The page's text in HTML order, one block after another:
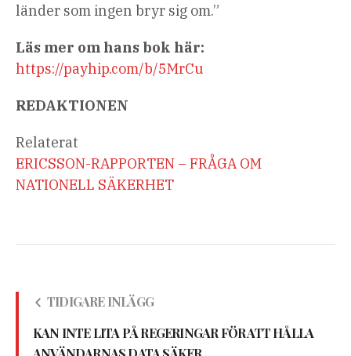
länder som ingen bryr sig om.”
Läs mer om hans bok här:
https://payhip.com/b/5MrCu
REDAKTIONEN
Relaterat
ERICSSON-RAPPORTEN – FRÅGA OM
NATIONELL SÄKERHET
TIDIGARE INLÄGG
KAN INTE LITA PÅ REGERINGAR FÖR ATT HÅLLA